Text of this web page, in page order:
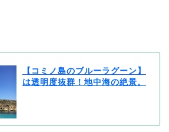
【コミノ島のブルーラグーン】
は透明度抜群！地中海の絶景。